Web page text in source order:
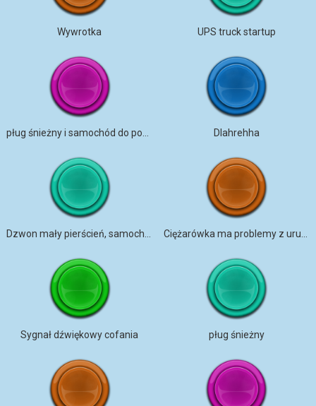
Wywrotka UPS truck startup
DIahrehha
Sygnał dźwiękowy cofania pług śnieżny